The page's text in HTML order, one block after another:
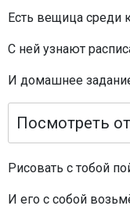
Есть вещица среди
С ней узнают
И домашнее
Посмотреть
Рисовать с тобой
И его с собой